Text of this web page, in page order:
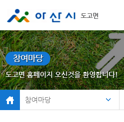
도고면
참여마당
도고면 홈페이지 오신것을 환영합니다!
참여마당